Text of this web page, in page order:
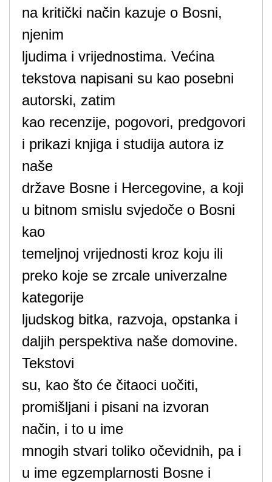
na kritički način kazuje o Bosni,
njenim
ljudima i vrijednostima. Većina
tekstova napisani su kao posebni
autorski, zatim
kao recenzije, pogovori, predgovori
i prikazi knjiga i studija autora iz
naše
države Bosne i Hercegovine, a koji
u bitnom smislu svjedoče o Bosni
kao
temeljnoj vrijednosti kroz koju ili
preko koje se zrcale univerzalne
kategorije
ljudskog bitka, razvoja, opstanka i
daljih perspektiva naše domovine.
Tekstovi
su, kao što će čitaoci uočiti,
promišljani i pisani na izvoran
način, i to u ime
mnogih stvari toliko očevidnih, pa i
u ime egzemplarnosti Bosne i